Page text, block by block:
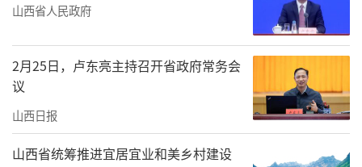
山西省人民政府
2月25日，卢东亮主持召开省政府常务会
议
山西日报
山西省统筹推进宜居宜业和美乡村建设